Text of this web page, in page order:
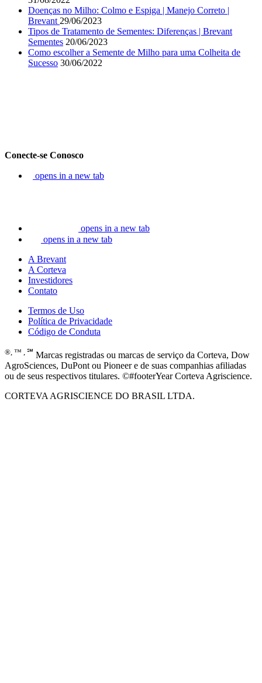
Doenças no Milho: Colmo e Espiga | Manejo Correto |
Brevant29/06/2023
Tipos de Tratamento de Sementes: Diferenças | Brevant
Sementes 20/06/2023
Como escolher a Semente de Milho para uma Colheita de
Sucesso 30/06/2022
Conecte-se Conosco
opens in a new tab
opens in a new tab
opens in a new tab
A Brevant
A Corteva
Investidores
Contato
Termos de Uso
Política de Privacidade
Código de Conduta
®, ™ , ℠ Marcas registradas ou marcas de serviço da Corteva, Dow
AgroSciences, DuPont ou Pioneer e de suas companhias afiliadas
ou de seus respectivos titulares. ©#footerYear Corteva Agriscience.
CORTEVA AGRISCIENCE DO BRASIL LTDA.